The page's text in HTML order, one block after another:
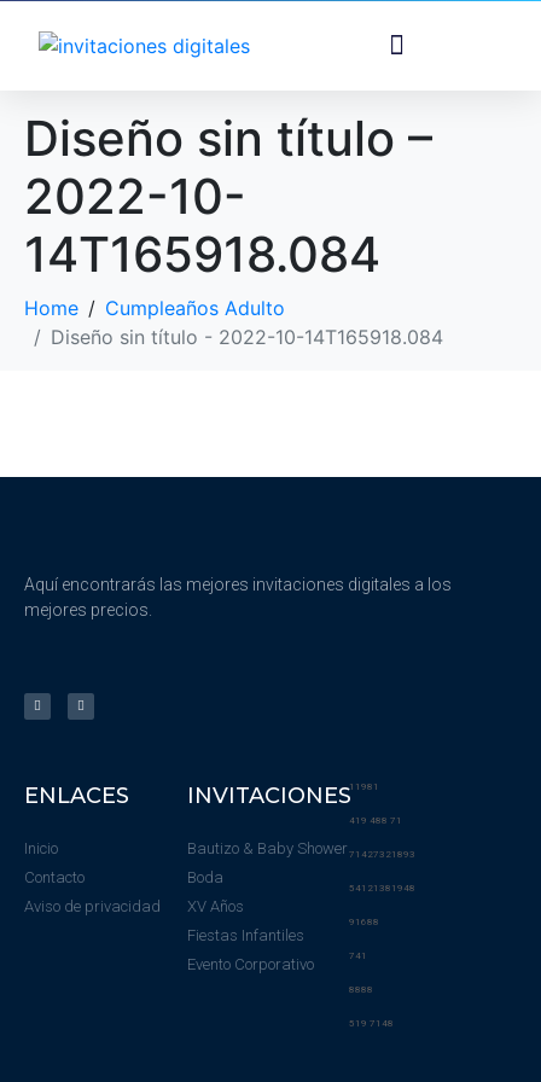
Diseño sin título –
2022-10-
14T165918.084
Home
Cumpleaños Adulto
Diseño sin título - 2022-10-14T165918.084
Aquí encontrarás las mejores invitaciones digitales a los
mejores precios.
ENLACES
Inicio
Contacto
Aviso de privacidad
INVITACIONES
Bautizo & Baby Shower
Boda
XV Años
Fiestas Infantiles
Evento Corporativo
11981
419 488 71
71427321893
54121381948
91688
741
8888
519 7148